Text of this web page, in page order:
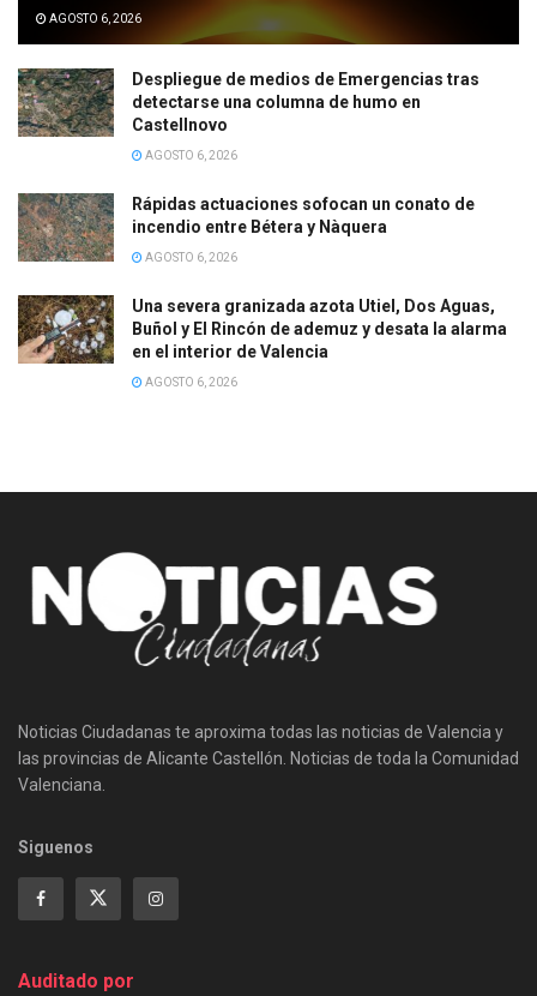
AGOSTO 6, 2026
Despliegue de medios de Emergencias tras
detectarse una columna de humo en
Castellnovo
AGOSTO 6, 2026
Rápidas actuaciones sofocan un conato de
incendio entre Bétera y Nàquera
AGOSTO 6, 2026
Una severa granizada azota Utiel, Dos Aguas,
Buñol y El Rincón de ademuz y desata la alarma
en el interior de Valencia
AGOSTO 6, 2026
Noticias Ciudadanas te aproxima todas las noticias de Valencia y
las provincias de Alicante Castellón. Noticias de toda la Comunidad
Valenciana.
Siguenos
Auditado por